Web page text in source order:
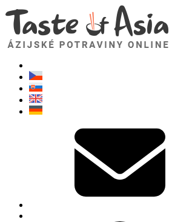
TasteOfAsia.sk
Neváhajte sa opýtať. Som tu pre vás!